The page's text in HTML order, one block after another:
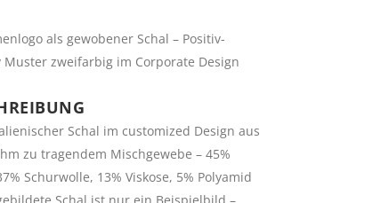
als gewobener Schal – Positiv-
Muster zweifarbig im Corporate Design
Schal im customized Design aus
zu tragendem Mischgewebe – 45%
Schurwolle, 13% Viskose, 5% Polyamid